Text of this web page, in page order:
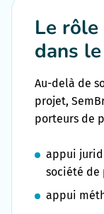
Le
dans
Au-delà de
projet,
porteurs de
appui
société de
appui